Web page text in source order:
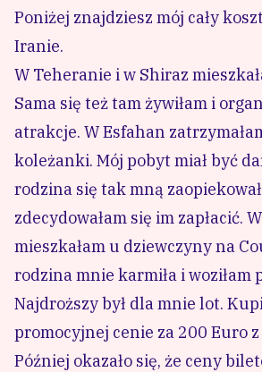
Poniżej znajdziesz mój cały
Iranie.
W Teheranie i w Shiraz
Sama się też tam żywiłam i
atrakcje. WEsfahan
koleżanki. Mój pobyt miał być
rodzina się tak mną
zdecydowałam się im zapłacić. W
mieszkałam u dziewczyny na
rodzina mnie karmiła i woziłam
Najdroższy był dla mnie lot.
promocyjnej cenie za 200 Euro
Później okazało się, że ceny